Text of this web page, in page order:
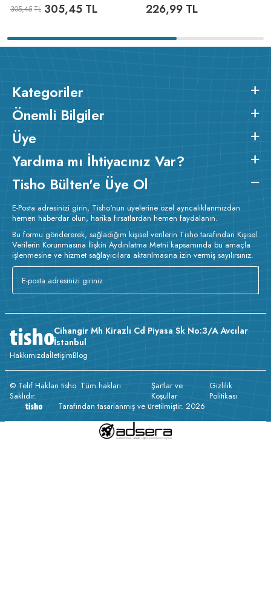
vazgeçilmez tercihlerinizden birisi olacak. Vücudunuzu saran fit
pamuk ve kendi fabrikamızda1.sınıf compact penye
Baskılarda kullanılan boyalar sertifikalı
ve güvenlidir; insan sağlığına zarar vermez.
de ve tersten yıkanır.
yapılmaz.
Orta ısıda ve tersten
305,45TL 305,45 TL 226,99TL
Kategoriler
Önemli Bilgiler
Üye
Yardıma mı İhtiyacınız Var?
Tisho Bülten'e Üye Ol
E-Posta adresinizi girin, Tisho'nun üyelerine özel ayrıcalıklarımızdan
hemen haberdar olun, harika fırsatlardan hemen faydalanın.
Bu formu göndererek, sağladığım kişisel verilerin Tisho tarafından Kişisel
Verilerin Korunmasına İlişkin Aydınlatma Metni kapsamında bu amaçla
işlenmesine ve hizmet sağlayıcılara aktarılmasına izin vermiş sayılırsınız.
Cihangir Mh Kirazlı Cd Piyasa Sk No:3/A Avcılar
İstanbul
HakkımızdaİletişimBlog
© Telif Hakları tisho. Tüm hakları
Saklıdır.
Şartlar ve
Koşullar
Gizlilik
Politikası
Tarafından tasarlanmış ve üretilmiştir. 2026